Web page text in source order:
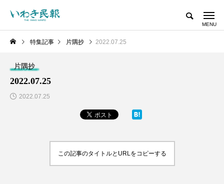
特集記事 片隅抄 2022.07.25
片隅抄
2022.07.25
2022.07.25
この記事のタイトルとURLをコピーする